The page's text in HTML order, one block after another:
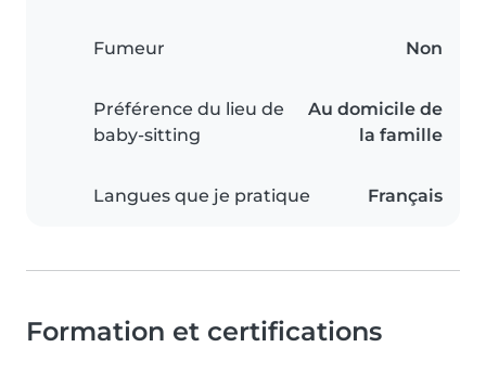
Fumeur Non
Préférence du lieu de
baby-sitting
Au domicile de
la famille
Langues que je pratique Français
Formation et certifications